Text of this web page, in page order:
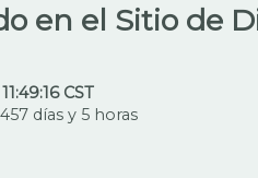
en el Sitio de
CST
días y 5 horas